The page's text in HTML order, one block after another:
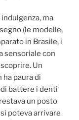
ma
(le modelle,
in Brasile, i
sensoriale con
Un
ha paura di
battere i denti
un posto
poteva arrivare